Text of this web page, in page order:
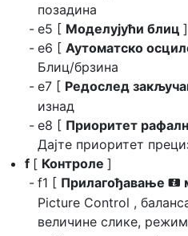
позадина
e5 [ Моделујући блиц
e6 [ Аутоматско
Блиц/брзина
e7 [ Редослед
изнад
e8 [ Приоритет
Дајте приоритет
f [ Контроле ]
f1 [ Прилагођавање i
Picture Control ,
величине слике,